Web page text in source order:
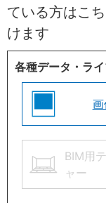
ている方はこ
けます
各種データ・ラ
BIM用
ャー